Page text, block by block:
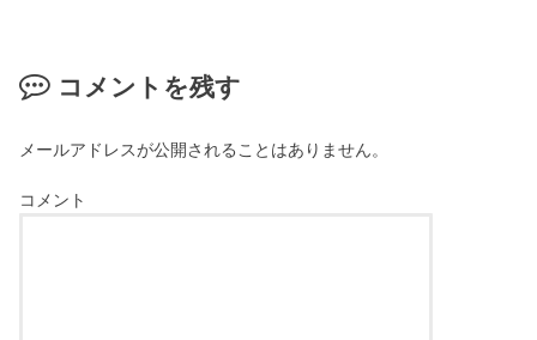
コメントを残す
メールアドレスが公開されることはありません。
コメント